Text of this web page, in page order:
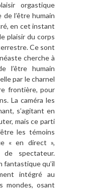
orgastique
l’être humain
en cet instant
plaisir du corps
Ce sont
cherche à
l’être humain
par le charnel
frontière, pour
La caméra les
s’agitant en
mais ce parti
les témoins
« en direct »,
spectateur.
fantastique qu’il
intégré au
mondes, osant